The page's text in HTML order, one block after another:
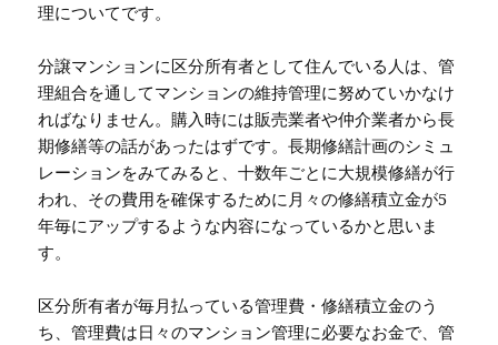
理についてです。
分譲マンションに区分所有者として住んでいる人は、管
理組合を通してマンションの維持管理に努めていかなけ
ればなりません。購入時には販売業者や仲介業者から長
期修繕等の話があったはずです。長期修繕計画のシミュ
レーションをみてみると、十数年ごとに大規模修繕が行
われ、その費用を確保するために月々の修繕積立金が5
年毎にアップするような内容になっているかと思いま
す。
区分所有者が毎月払っている管理費・修繕積立金のう
ち、管理費は日々のマンション管理に必要なお金で、管